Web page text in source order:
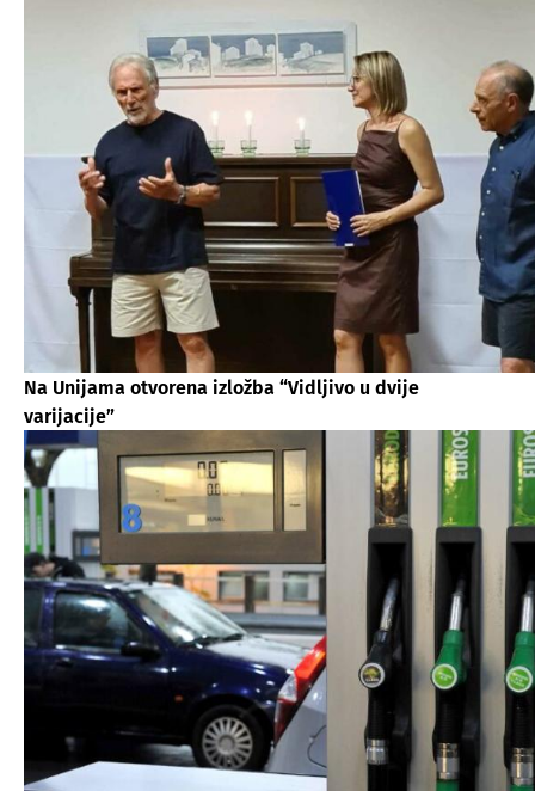
Na Unijama otvorena izložba “Vidljivo u dvije
varijacije”